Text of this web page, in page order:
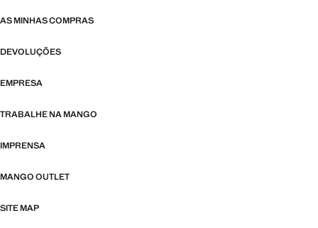
AS MINHAS COMPRAS
DEVOLUÇÕES
EMPRESA
TRABALHE NA MANGO
IMPRENSA
MANGO OUTLET
SITE MAP